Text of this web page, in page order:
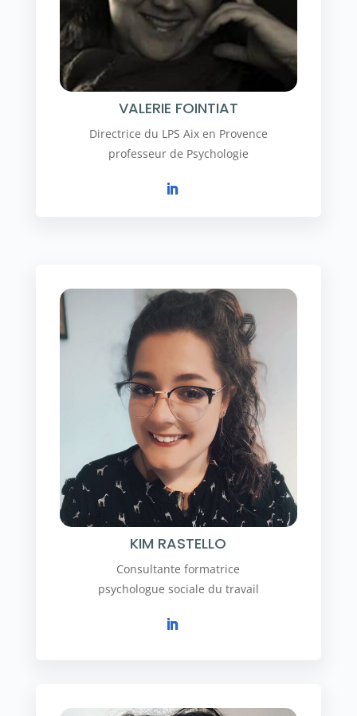
VALERIE FOINTIAT
Directrice du LPS Aix en Provence
professeur de Psychologie
KIM RASTELLO
Consultante formatrice
psychologue sociale du travail